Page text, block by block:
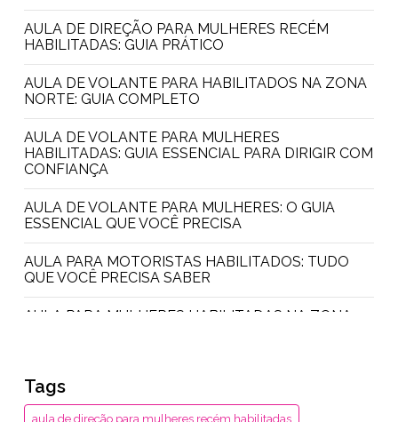
AULA DE DIREÇÃO PARA MULHERES RECÉM
HABILITADAS: GUIA PRÁTICO
AULA DE VOLANTE PARA HABILITADOS NA ZONA
NORTE: GUIA COMPLETO
AULA DE VOLANTE PARA MULHERES
HABILITADAS: GUIA ESSENCIAL PARA DIRIGIR COM
CONFIANÇA
AULA DE VOLANTE PARA MULHERES: O GUIA
ESSENCIAL QUE VOCÊ PRECISA
AULA PARA MOTORISTAS HABILITADOS: TUDO
QUE VOCÊ PRECISA SABER
AULA PARA MULHERES HABILITADAS NA ZONA
COMO SE EMPODERAR
Tags
aula de direção para mulheres recém habilitadas